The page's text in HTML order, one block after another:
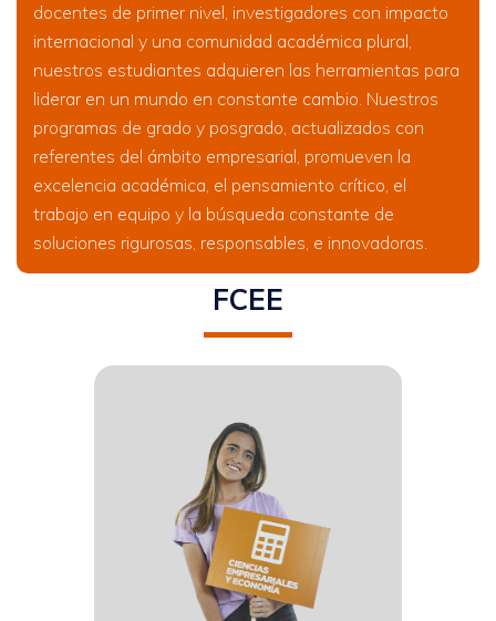
docentes de primer nivel, investigadores con impacto
internacional y una comunidad académica plural,
nuestros estudiantes adquieren las herramientas para
liderar en un mundo en constante cambio. Nuestros
programas de grado y posgrado, actualizados con
referentes del ámbito empresarial, promueven la
excelencia académica, el pensamiento crítico, el
trabajo en equipo y la búsqueda constante de
soluciones rigurosas, responsables, e innovadoras.
FCEE